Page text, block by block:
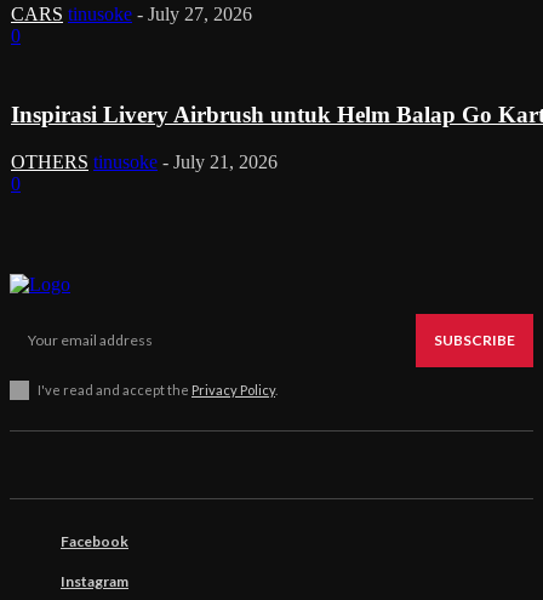
CARS tinusoke - July 27, 2026
0
Inspirasi Livery Airbrush untuk Helm Balap Go
OTHERS tinusoke - July 21, 2026
0
SUBSCRIBE
I've read and accept the Privacy Policy.
Facebook
Instagram